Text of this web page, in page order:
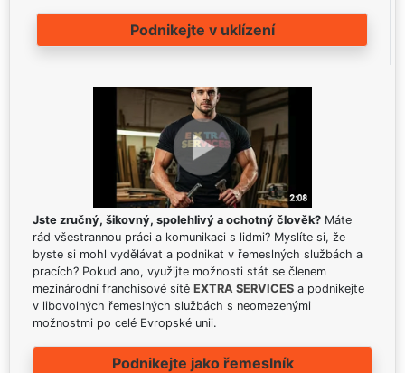
Podnikejte v uklízení
Jste zručný, šikovný, spolehlivý a ochotný člověk? Máte
rád všestrannou práci a komunikaci s lidmi? Myslíte si, že
byste si mohl vydělávat a podnikat v řemeslných službách a
pracích? Pokud ano, využijte možnosti stát se členem
mezinárodní franchisové sítě EXTRA SERVICES a podnikejte
v libovolných řemeslných službách s neomezenými
možnostmi po celé Evropské unii.
Podnikejte jako řemeslník